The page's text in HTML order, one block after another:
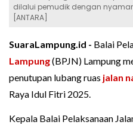
dilalui pemudik dengan
[ANTARA]
SuaraLampung.id - Balai
Lampung(BPJN) Lampung
penutupan lubang ruas jalan
Raya Idul Fitri 2025.
Kepala Balai Pelaksanaan